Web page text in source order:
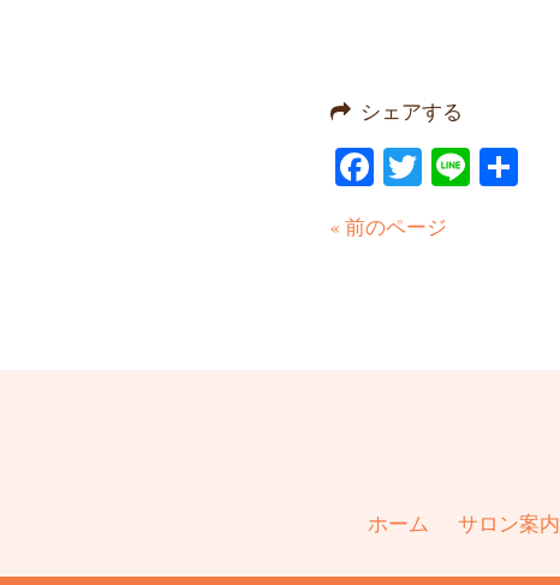
シェアする
Facebook
Twitter
Line共
« 前のページ
ホーム サロン案内